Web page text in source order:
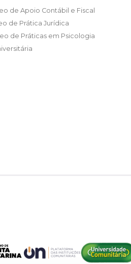
de Apoio Contábil e Fiscal
de Prática Jurídica
de Práticas em Psicologia